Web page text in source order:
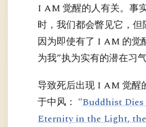
I AM 觉醒的人有关。事
时，我们都会瞥见它，但
因为即使有了 I AM 的觉
为我”执为实有的潜在习
导致死后出现 I AM 觉醒
于中风： "Buddhist Dies
Eternity in the Light,